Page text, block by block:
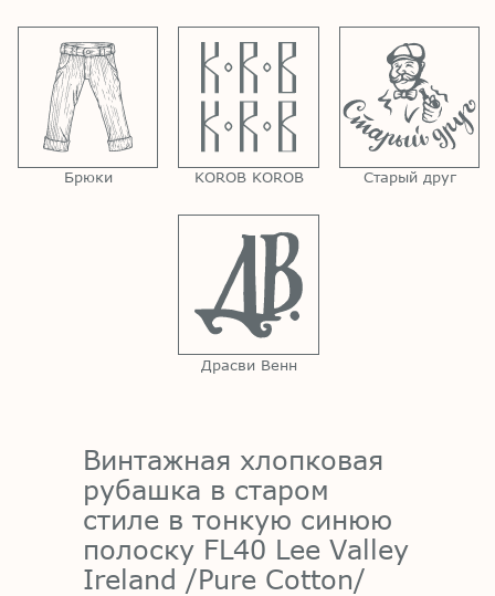
Брюки KOROB KOROB Старый друг
Драсви Венн
Винтажная хлопковая
рубашка в старом
стиле в тонкую синюю
полоску FL40 Lee Valley
Ireland /Pure Cotton/